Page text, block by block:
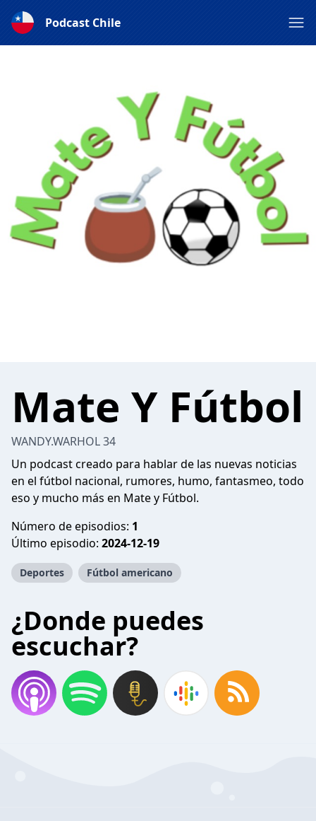
Podcast Chile
Mate Y Fútbol
WANDY.WARHOL 34
Un podcast creado para hablar de las nuevas noticias
en el fútbol nacional, rumores, humo, fantasmeo, todo
eso y mucho más en Mate y Fútbol.
Número de episodios: 1
Último episodio: 2024-12-19
Deportes Fútbol americano
¿Donde puedes
escuchar?